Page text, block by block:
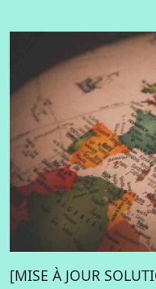
[MISE À JOUR